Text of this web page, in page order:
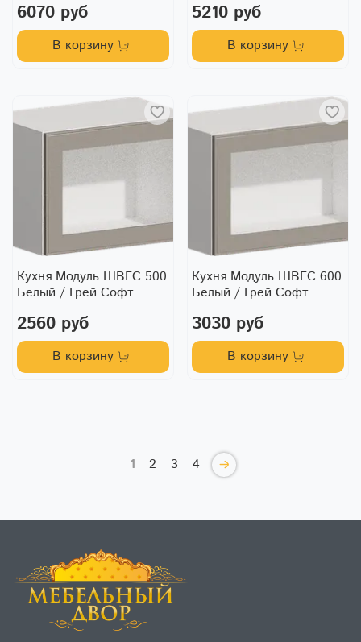
6070 руб
В корзину
5210 руб
В корзину
Кухня Модуль ШВГС 500
Белый / Грей Софт
2560 руб
В корзину
Кухня Модуль ШВГС 600
Белый / Грей Софт
3030 руб
В корзину
1 2 3 4